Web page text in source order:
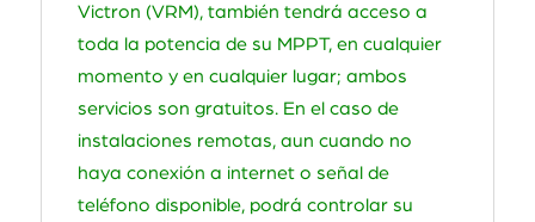
Victron (VRM), también tendrá acceso a
toda la potencia de su MPPT, en cualquier
momento y en cualquier lugar; ambos
servicios son gratuitos. En el caso de
instalaciones remotas, aun cuando no
haya conexión a internet o señal de
teléfono disponible, podrá controlar su